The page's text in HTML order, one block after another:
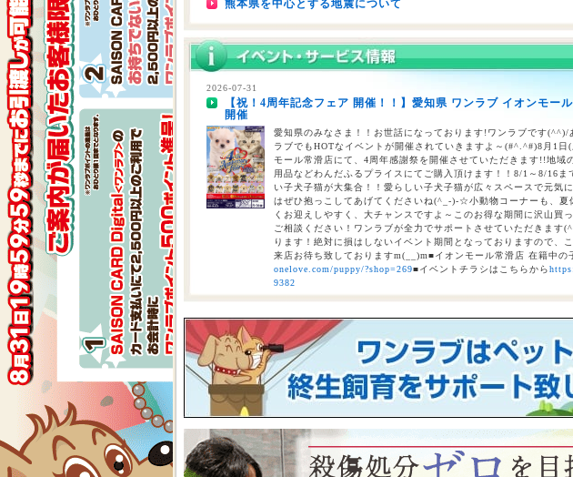
熊本県を中心とする地震について
2026-07-28
【重要】熊本地震に伴う臨時休業のお知らせ（合志店・光の森
2026-07-24
【大決算2026開催！！】香川県 ワンラブ イオンタウン宇多津店
大決算フェア開催中！！7/25～8/9まで｜ワンラブグループ
2026-07-31
【祝！4周年記念フェア 開催！！】愛知県 ワンラブ イオンモー
開催
愛知県のみなさま！！お世話になっております!ワンラブです
ラブでもHOTなイベントが開催されていきますよ～(#^.^#)8月1
モール常滑店にて、4周年感謝祭を開催させていただきます!!地域
用品などわんだふるプライスにてご購入頂けます！！8/1～8/16
い子犬子猫が大集合！！愛らしい子犬子猫が広々スペースで元気
はぜひ抱っこしてあげてくださいね(^_-)-☆小動物コーナーも、夏
くお迎えしやすく、大チャンスですよ～このお得な期間に沢山買
ご相談ください！ワンラブが全力でサポートさせていただきます
ります！絶対に損はしないイベント期間となっておりますので、
来店お待ち致しておりますm(__)m■イオンモール常滑店 在籍中の
onelove.com/puppy/?shop=269■イベントチラシはこちらから
9382
2026-07-31
【2026年 大決算商談会 第2弾開催！！】ワンラブ総決算 22周年
しまで
ペットショップ ワンラブ 本気の大決算商談会！！ ワンラブ看
ンがスタート！！ 2026年8月1日にLINE配信されておりますク
くと、ワンラブポイントをプレゼント！！まだ会員アプリをご利
くとクーポンが配信されますので、最寄店舗にてぜひご確認く
くださいね イベント内容はこちら
https://www.pet-